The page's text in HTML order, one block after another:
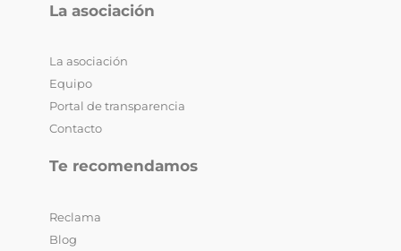
La asociación
La asociación
Equipo
Portal de transparencia
Contacto
Te recomendamos
Reclama
Blog